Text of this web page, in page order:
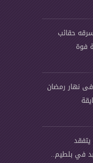
حقائب
فوة
نهار رمضان
في بلطيم..